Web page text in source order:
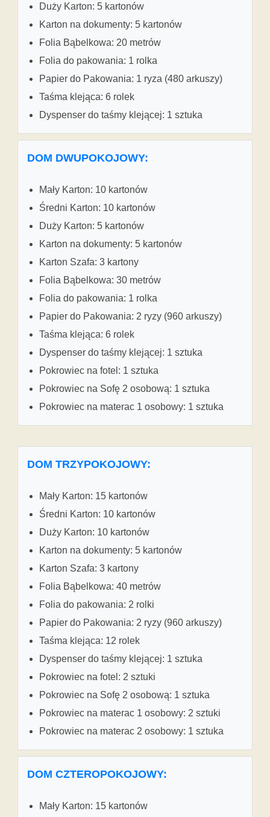
Duży Karton: 5 kartonów
Karton na dokumenty: 5 kartonów
Folia Bąbelkowa: 20 metrów
Folia do pakowania: 1 rolka
Papier do Pakowania: 1 ryza (480 arkuszy)
Taśma klejąca: 6 rolek
Dyspenser do taśmy klejącej: 1 sztuka
DOM DWUPOKOJOWY:
Mały Karton: 10 kartonów
Średni Karton: 10 kartonów
Duży Karton: 5 kartonów
Karton na dokumenty: 5 kartonów
Karton Szafa: 3 kartony
Folia Bąbelkowa: 30 metrów
Folia do pakowania: 1 rolka
Papier do Pakowania: 2 ryzy (960 arkuszy)
Taśma klejąca: 6 rolek
Dyspenser do taśmy klejącej: 1 sztuka
Pokrowiec na fotel: 1 sztuka
Pokrowiec na Sofę 2 osobową: 1 sztuka
Pokrowiec na materac 1 osobowy: 1 sztuka
DOM TRZYPOKOJOWY:
Mały Karton: 15 kartonów
Średni Karton: 10 kartonów
Duży Karton: 10 kartonów
Karton na dokumenty: 5 kartonów
Karton Szafa: 3 kartony
Folia Bąbelkowa: 40 metrów
Folia do pakowania: 2 rolki
Papier do Pakowania: 2 ryzy (960 arkuszy)
Taśma klejąca: 12 rolek
Dyspenser do taśmy klejącej: 1 sztuka
Pokrowiec na fotel: 2 sztuki
Pokrowiec na Sofę 2 osobową: 1 sztuka
Pokrowiec na materac 1 osobowy: 2 sztuki
Pokrowiec na materac 2 osobowy: 1 sztuka
DOM CZTEROPOKOJOWY:
Mały Karton: 15 kartonów